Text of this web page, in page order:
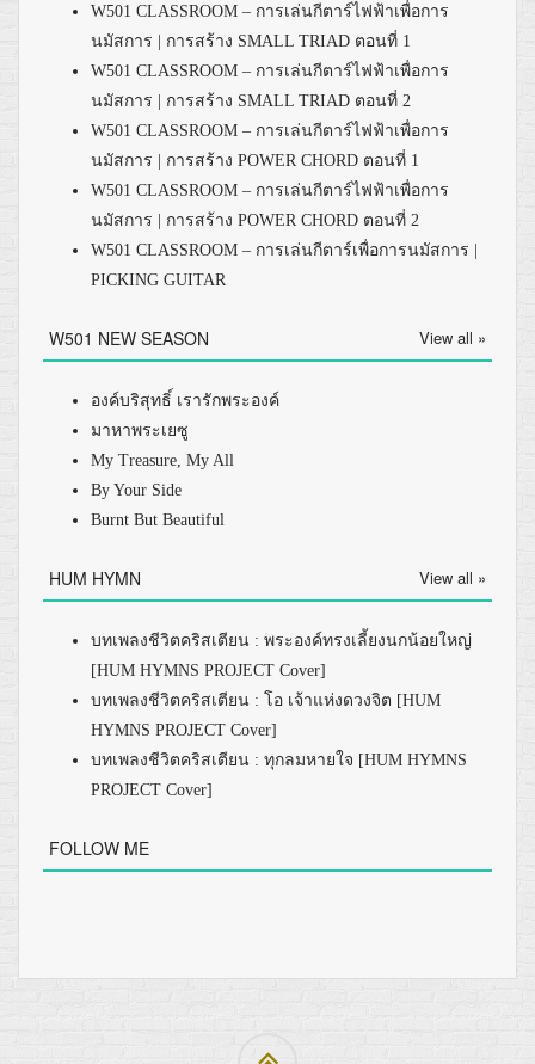
W501 CLASSROOM – การเล่นกีตาร์ไฟฟ้าเพื่อการ
นมัสการ | การสร้าง SMALL TRIAD ตอนที่ 1
W501 CLASSROOM – การเล่นกีตาร์ไฟฟ้าเพื่อการ
นมัสการ | การสร้าง SMALL TRIAD ตอนที่ 2
W501 CLASSROOM – การเล่นกีตาร์ไฟฟ้าเพื่อการ
นมัสการ | การสร้าง POWER CHORD ตอนที่ 1
W501 CLASSROOM – การเล่นกีตาร์ไฟฟ้าเพื่อการ
นมัสการ | การสร้าง POWER CHORD ตอนที่ 2
W501 CLASSROOM – การเล่นกีตาร์เพื่อการนมัสการ |
PICKING GUITAR
W501 NEW SEASON View all »
องค์บริสุทธิ์ เรารักพระองค์
มาหาพระเยซู
My Treasure, My All
By Your Side
Burnt But Beautiful
HUM HYMN View all »
บทเพลงชีวิตคริสเตียน : พระองค์ทรงเลี้ยงนกน้อยใหญ่
[HUM HYMNS PROJECT Cover]
บทเพลงชีวิตคริสเตียน : โอ เจ้าแห่งดวงจิต [HUM
HYMNS PROJECT Cover]
บทเพลงชีวิตคริสเตียน : ทุกลมหายใจ [HUM HYMNS
PROJECT Cover]
FOLLOW ME